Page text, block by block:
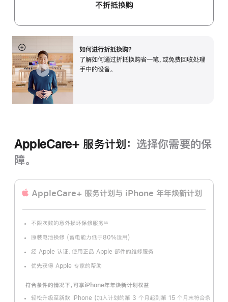
不折抵换购
如何进行折抵换购？
了解如何通过折抵换购省一笔，或免费回收处理
手中的设备。
展
开
AppleCare+ 服务计划： 选择你需要的保
障。
AppleCare+ 服务计划 与 iPhone 年年焕新计划
不限次数的意外损坏保修服务∆∆
原装电池换修 (蓄电能力低于80%适用)
经 Apple 认证、使用正品 Apple 部件的维修服务
优先获得 Apple 专家的帮助
符合条件的情况下，可享iPhone年年焕新计划权益
轻松升级至新款 iPhone (加入计划的第 3 个月起到第 15 个月末符合条